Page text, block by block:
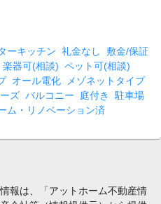
ーキッチン 礼金なし
敷金/保証
楽器可(相談) ペット可(相談)
オール電化
メゾネットタイプ
ズ バルコニー 庭付き
駐車場
ム・リノベーション済
報は、「アットホーム不動産情